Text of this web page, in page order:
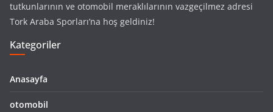
tutkunlarının ve otomobil meraklılarının vazgeçilmez adresi
Tork Araba Sporları’na hoş geldiniz!
Kategoriler
Anasayfa
otomobil